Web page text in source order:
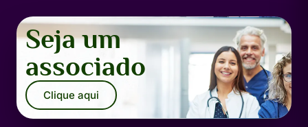
Seja um
associado
Clique aqui